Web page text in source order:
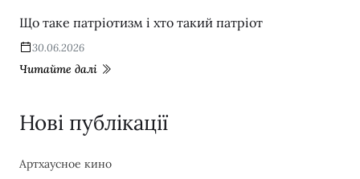
Що таке патріотизм і хто такий патріот
30.06.2026
Читайте далі
Нові публікації
Артхаусное кино